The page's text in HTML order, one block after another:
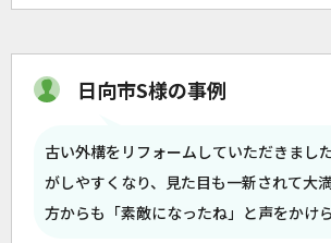
日向市S様の事例
古い外構をリフォームしていただきまし
がしやすくなり、見た目も一新されて大
方からも「素敵になったね」と声をかけ